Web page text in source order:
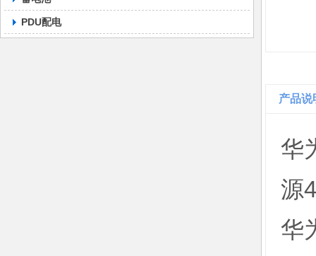
PDU配电
产品说
华
源
华